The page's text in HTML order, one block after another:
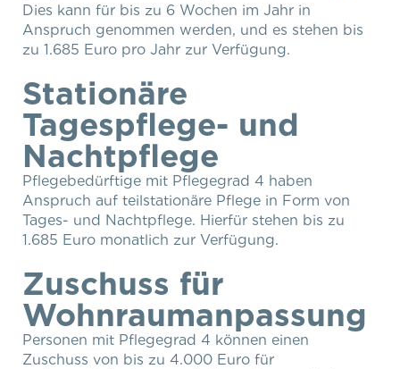
Dies kann für bis zu 6 Wochen im Jahr in
Anspruch genommen werden, und es stehen bis
zu 1.685 Euro pro Jahr zur Verfügung.
Stationäre
Tagespflege- und
Nachtpflege
Pflegebedürftige mit Pflegegrad 4 haben
Anspruch auf teilstationäre Pflege in Form von
Tages- und Nachtpflege. Hierfür stehen bis zu
1.685 Euro monatlich zur Verfügung.
Zuschuss für
Wohnraumanpassung
Personen mit Pflegegrad 4 können einen
Zuschuss von bis zu 4.000 Euro für